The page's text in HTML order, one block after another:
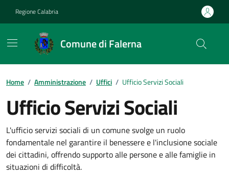
Regione Calabria
Comune di Falerna
Home / Amministrazione / Uffici / Ufficio Servizi Sociali
Ufficio Servizi Sociali
L'ufficio servizi sociali di un comune svolge un ruolo
fondamentale nel garantire il benessere e l'inclusione sociale
dei cittadini, offrendo supporto alle persone e alle famiglie in
situazioni di difficoltà.